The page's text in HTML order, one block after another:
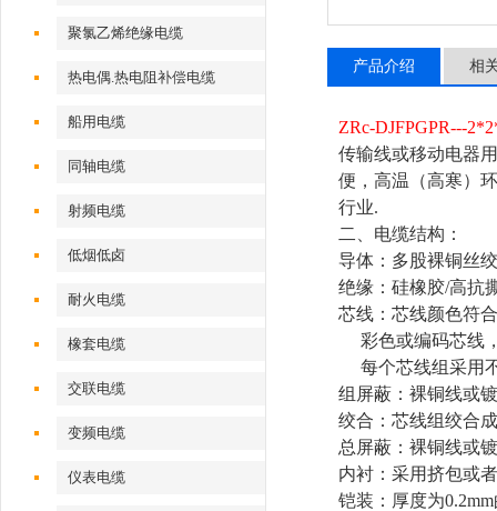
聚氯乙烯绝缘电缆
热电偶.热电阻补偿电缆
船用电缆
同轴电缆
射频电缆
低烟低卤
耐火电缆
橡套电缆
交联电缆
变频电缆
仪表电缆
产品介绍 相
ZRc-DJFPGPR---
传输线或移动电器
便，高温（高寒）
行业.
二、电缆结构：
导体：多股裸铜丝
绝缘：硅橡胶/高抗
芯线：芯线颜色符
彩色或编码芯线
每个芯线组采用
组屏蔽：裸铜线或
绞合：芯线组绞合
总屏蔽：裸铜线或
内衬：采用挤包或
铠装：厚度为